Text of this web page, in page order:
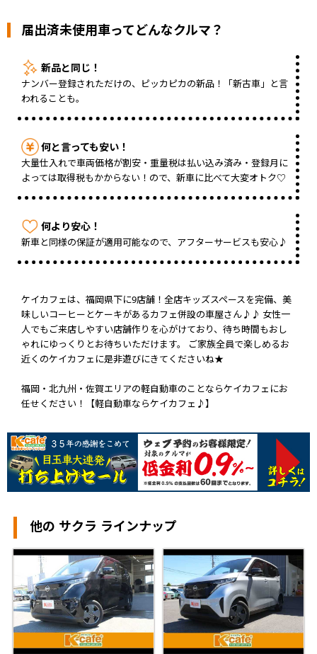
届出済未使用車ってどんなクルマ？
新品と同じ！
ナンバー登録されただけの、ピッカピカの新品！「新古車」と言
われることも。
何と言っても安い！
大量仕入れで車両価格が割安・重量税は払い込み済み・登録月に
よっては取得税もかからない！ので、新車に比べて大変オトク♡
何より安心！
新車と同様の保証が適用可能なので、アフターサービスも安心♪
ケイカフェは、福岡県下に9店舗！全店キッズスペースを完備、美
味しいコーヒーとケーキがあるカフェ併設の車屋さん♪♪ 女性一
人でもご来店しやすい店舗作りを心がけており、待ち時間もおし
ゃれにゆっくりとお待ちいただけます。 ご家族全員で楽しめるお
近くのケイカフェに是非遊びにきてくださいね★
福岡・北九州・佐賀エリアの軽自動車のことならケイカフェにお
任せください！【軽自動車ならケイカフェ♪】
他の サクラ ラインナップ